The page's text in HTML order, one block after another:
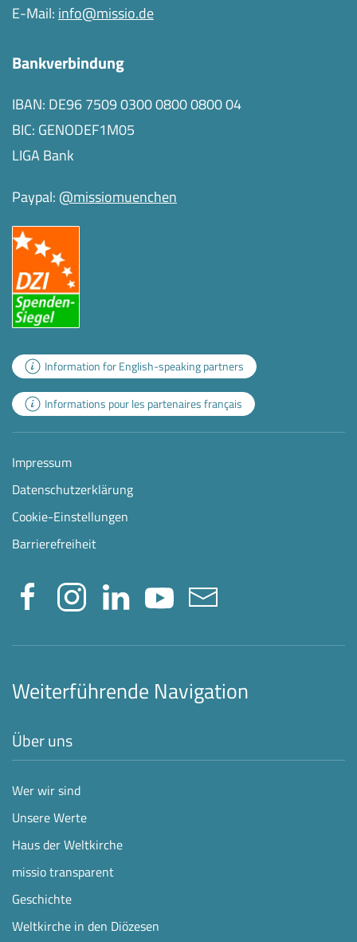
E-Mail: info@missio.de
Bankverbindung
IBAN: DE96 7509 0300 0800 0800 04
BIC: GENODEF1M05
LIGA Bank
Paypal: @missiomuenchen
Information for English-speaking partners
Informations pour les partenaires français
Impressum
Datenschutzerklärung
Cookie-Einstellungen
Barrierefreiheit
Weiterführende Navigation
Über uns
Wer wir sind
Unsere Werte
Haus der Weltkirche
missio transparent
Geschichte
Weltkirche in den Diözesen